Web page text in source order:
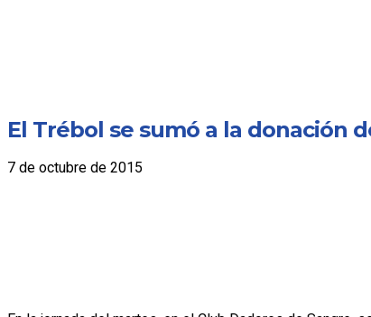
El Trébol se sumó a la donación
7 de octubre de 2015